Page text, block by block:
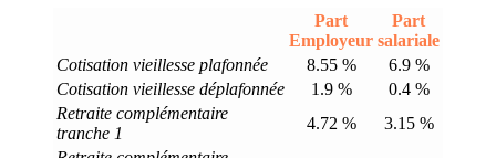
Part
Employeur
Part
salariale
Cotisation vieillesse plafonnée
8.55 %
6.9 %
Cotisation vieillesse déplafonnée
1.9 %
0.4 %
Retraite complémentaire
tranche 1
4.72 %
3.15 %